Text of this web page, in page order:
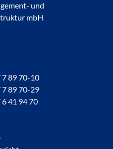
und
mbH
7 89 70-10
7 89 70-29
41 94 70